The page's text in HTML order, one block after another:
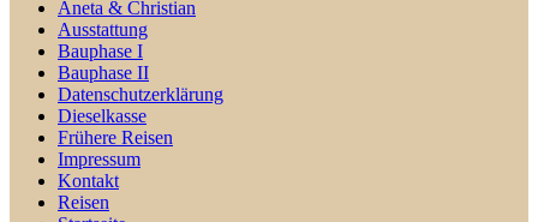
Aneta & Christian
Ausstattung
Bauphase I
Bauphase II
Datenschutzerklärung
Dieselkasse
Frühere Reisen
Impressum
Kontakt
Reisen